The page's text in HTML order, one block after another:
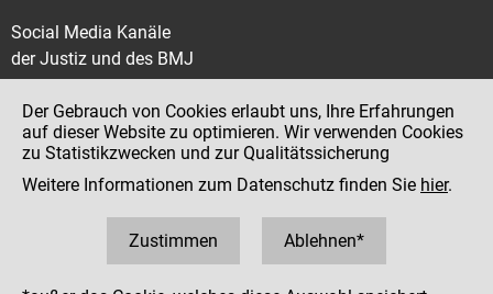
Social Media Kanäle
der Justiz und des BMJ
Impressum
Datenschutz
Hinweisgeber:innenplattform (für Mitarbeiter:innen)
Der Gebrauch von Cookies erlaubt uns, Ihre Erfahrungen
auf dieser Website zu optimieren. Wir verwenden Cookies
zu Statistikzwecken und zur Qualitätssicherung
Weitere Informationen zum Datenschutz finden Sie hier.
Zustimmen Ablehnen*